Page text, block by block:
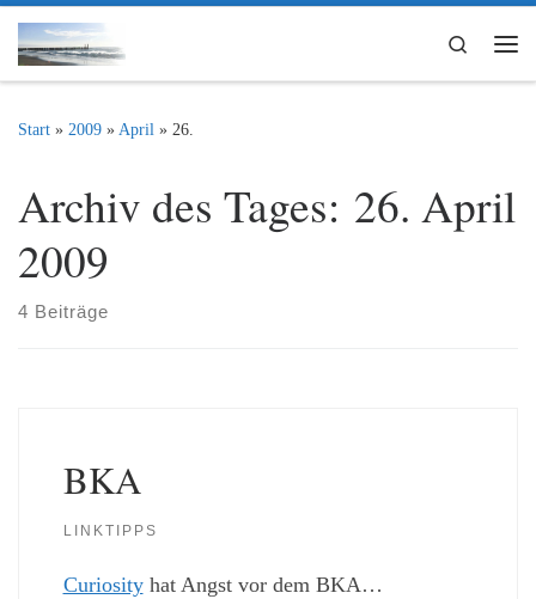
Zum Inhalt springen
Search
Start » 2009 » April » 26.
Archiv des Tages: 26. April
2009
4 Beiträge
BKA
LINKTIPPS
Curiosityhat Angst vor dem BKA…